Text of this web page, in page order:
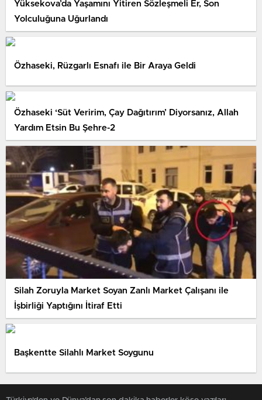
Yüksekova’da Yaşamını Yitiren Sözleşmeli Er, Son
Yolculuğuna Uğurlandı
Özhaseki, Rüzgarlı Esnafı ile Bir Araya Geldi
Özhaseki ‘Süt Veririm, Çay Dağıtırım’ Diyorsanız, Allah
Yardım Etsin Bu Şehre-2
Silah Zoruyla Market Soyan Zanlı Market Çalışanı ile
İşbirliği Yaptığını İtiraf Etti
Başkentte Silahlı Market Soygunu